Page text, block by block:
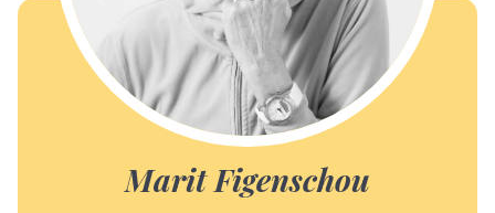
Marit Figenschou